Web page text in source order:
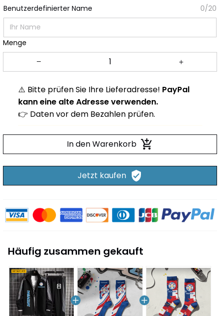
Benutzerdefinierter Name 0/20
Menge
⚠️ Bitte prüfen Sie Ihre Lieferadresse! PayPal
kann eine alte Adresse verwenden.
👉 Daten vor dem Bezahlen prüfen.
In den Warenkorb
Jetzt kaufen
Häufig zusammen gekauft